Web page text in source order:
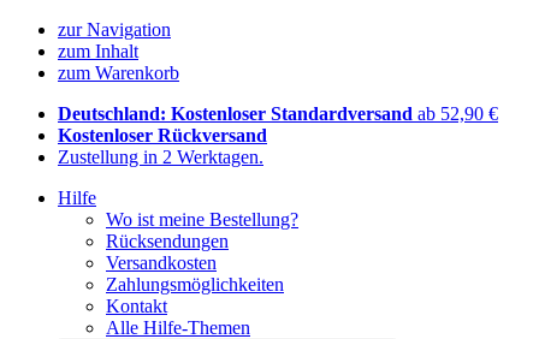
zur Navigation
zum Inhalt
zum Warenkorb
Deutschland: Kostenloser Standardversand ab 52,90 €
Kostenloser Rückversand
Zustellung in 2 Werktagen.
Hilfe
Wo ist meine Bestellung?
Rücksendungen
Versandkosten
Zahlungsmöglichkeiten
Kontakt
Alle Hilfe-Themen